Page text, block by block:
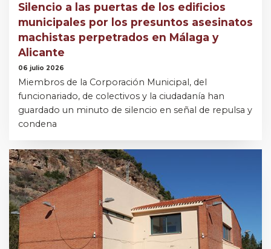
Silencio a las puertas de los edificios
municipales por los presuntos asesinatos
machistas perpetrados en Málaga y
Alicante
06 julio 2026
Miembros de la Corporación Municipal, del
funcionariado, de colectivos y la ciudadanía han
guardado un minuto de silencio en señal de repulsa y
condena